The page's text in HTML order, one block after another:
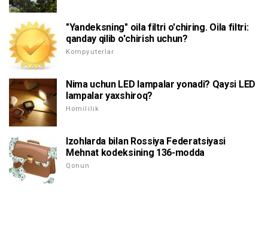
"Yandeksning" oila filtri o'chiring. Oila filtri:
qanday qilib o'chirish uchun?
Kompyuterlar
Nima uchun LED lampalar yonadi? Qaysi LED
lampalar yaxshiroq?
Homililik
Izohlarda bilan Rossiya Federatsiyasi
Mehnat kodeksining 136-modda
Qonun